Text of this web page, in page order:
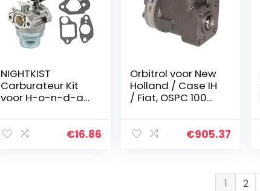
NIGHTKIST
Carburateur Kit
voor H-o-n-d-a
HRT216 HRZ216€16.86
Orbitrol voor New
Holland / Case IH
/ Fiat, OSPC 100
€905.37
1 2